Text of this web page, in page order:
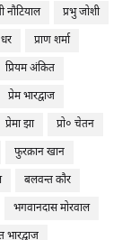
नौटियाल
प्रभु जोशी
प्राण शर्मा
प्रियम अंकित
प्रेम भारद्वाज
प्रेमा झा
प्रो० चेतन
फुरक़ान खान
बलवन्त कौर
भगवानदास मोरवाल
भारद्वाज